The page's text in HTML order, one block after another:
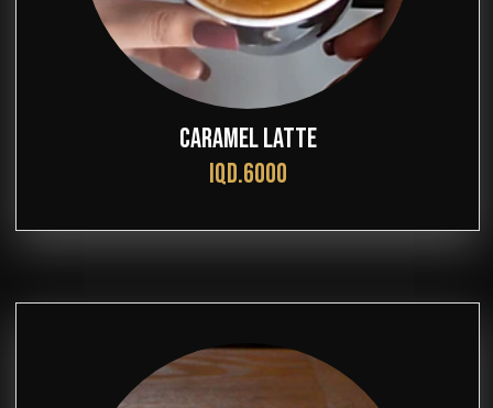
CARAMEL LATTE
IQD.6000